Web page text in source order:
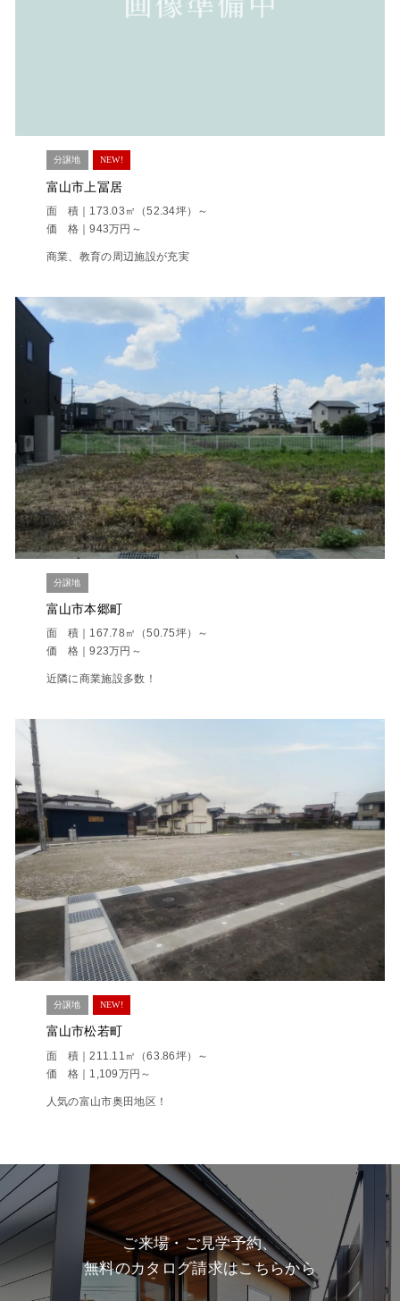
分譲地 NEW!
富山市上冨居
面 積｜173.03㎡（52.34坪）～
価 格｜943万円～
商業、教育の周辺施設が充実
分譲地
富山市本郷町
面 積｜167.78㎡（50.75坪）～
価 格｜923万円～
近隣に商業施設多数！
分譲地 NEW!
富山市松若町
面 積｜211.11㎡（63.86坪）～
価 格｜1,109万円～
人気の富山市奥田地区！
ご来場・ご見学予約、
無料のカタログ請求はこちらから